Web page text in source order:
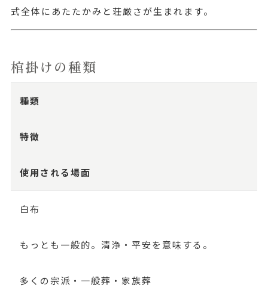
式全体にあたたかみと荘厳さが生まれます。
棺掛けの種類
種類
特徴
使用される場面
白布
もっとも一般的。清浄・平安を意味する。
多くの宗派・一般葬・家族葬